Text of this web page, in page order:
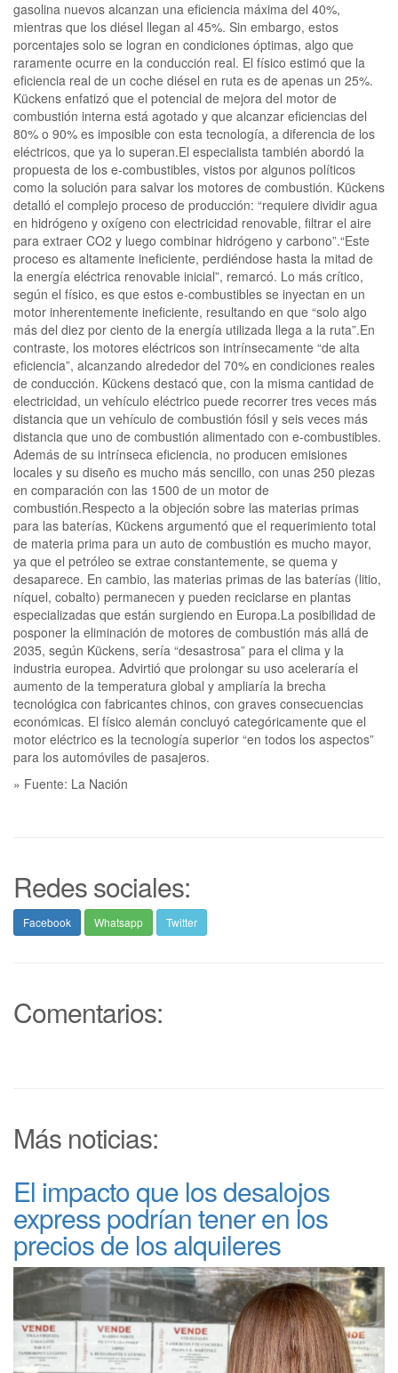
gasolina nuevos alcanzan una eficiencia máxima del 40%,
mientras que los diésel llegan al 45%. Sin embargo, estos
porcentajes solo se logran en condiciones óptimas, algo que
raramente ocurre en la conducción real. El físico estimó que la
eficiencia real de un coche diésel en ruta es de apenas un 25%.
Kückens enfatizó que el potencial de mejora del motor de
combustión interna está agotado y que alcanzar eficiencias del
80% o 90% es imposible con esta tecnología, a diferencia de los
eléctricos, que ya lo superan.El especialista también abordó la
propuesta de los e-combustibles, vistos por algunos políticos
como la solución para salvar los motores de combustión. Kückens
detalló el complejo proceso de producción: “requiere dividir agua
en hidrógeno y oxígeno con electricidad renovable, filtrar el aire
para extraer CO2 y luego combinar hidrógeno y carbono”.“Este
proceso es altamente ineficiente, perdiéndose hasta la mitad de
la energía eléctrica renovable inicial”, remarcó. Lo más crítico,
según el físico, es que estos e-combustibles se inyectan en un
motor inherentemente ineficiente, resultando en que “solo algo
más del diez por ciento de la energía utilizada llega a la ruta”.En
contraste, los motores eléctricos son intrínsecamente “de alta
eficiencia”, alcanzando alrededor del 70% en condiciones reales
de conducción. Kückens destacó que, con la misma cantidad de
electricidad, un vehículo eléctrico puede recorrer tres veces más
distancia que un vehículo de combustión fósil y seis veces más
distancia que uno de combustión alimentado con e-combustibles.
Además de su intrínseca eficiencia, no producen emisiones
locales y su diseño es mucho más sencillo, con unas 250 piezas
en comparación con las 1500 de un motor de
combustión.Respecto a la objeción sobre las materias primas
para las baterías, Kückens argumentó que el requerimiento total
de materia prima para un auto de combustión es mucho mayor,
ya que el petróleo se extrae constantemente, se quema y
desaparece. En cambio, las materias primas de las baterías (litio,
níquel, cobalto) permanecen y pueden reciclarse en plantas
especializadas que están surgiendo en Europa.La posibilidad de
posponer la eliminación de motores de combustión más allá de
2035, según Kückens, sería “desastrosa” para el clima y la
industria europea. Advirtió que prolongar su uso aceleraría el
aumento de la temperatura global y ampliaría la brecha
tecnológica con fabricantes chinos, con graves consecuencias
económicas. El físico alemán concluyó categóricamente que el
motor eléctrico es la tecnología superior “en todos los aspectos”
para los automóviles de pasajeros.
» Fuente: La Nación
Redes sociales:
Facebook Whatsapp Twitter
Comentarios:
Más noticias:
El impacto que los desalojos
express podrían tener en los
precios de los alquileres